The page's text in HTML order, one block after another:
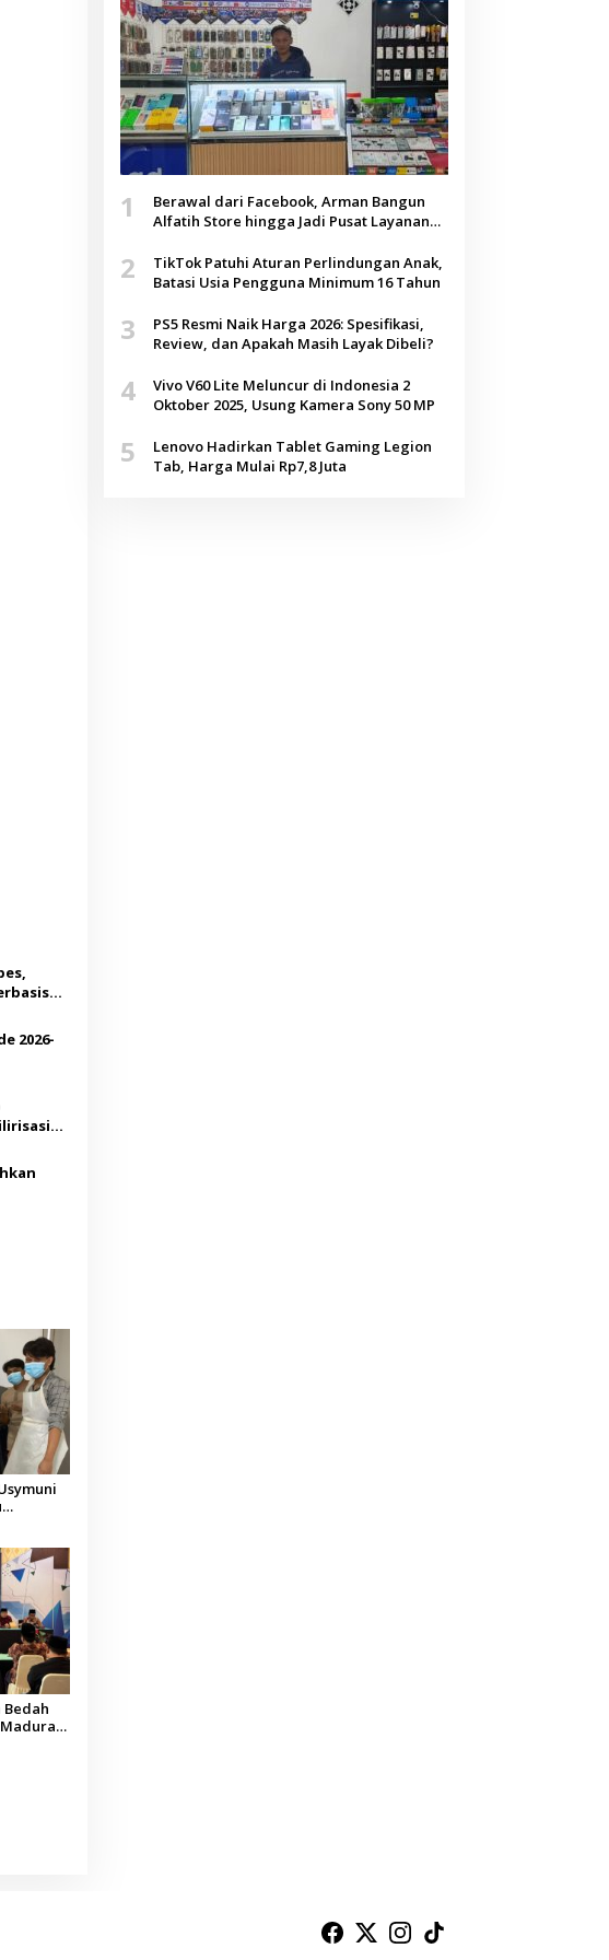
2026-
1
Berawal dari Facebook, Arman Bangun
Alfatih Store hingga Jadi Pusat Layanan
2
TikTok Patuhi Aturan Perlindungan Anak,
Batasi Usia Pengguna Minimum 16 Tahun
3
PS5 Resmi Naik Harga 2026: Spesifikasi,
Review, dan Apakah Masih Layak Dibeli?
4
Vivo V60 Lite Meluncur di Indonesia 2
Oktober 2025, Usung Kamera Sony 50 MP
5
Lenovo Hadirkan Tablet Gaming Legion
Tab, Harga Mulai Rp7,8 Juta